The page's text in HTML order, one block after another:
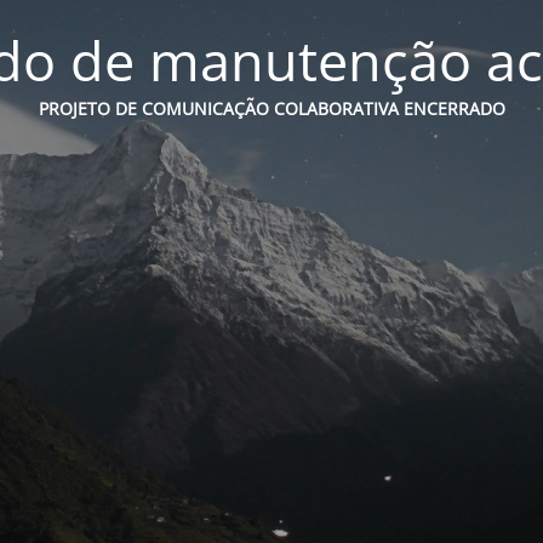
de manutenção
PROJETO DE COMUNICAÇÃO COLABORATIVA ENCERRADO